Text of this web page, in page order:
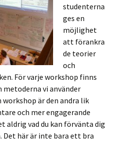
studenterna
ges en
möjlighet
att förankra
de teorier
och
För varje workshop finns
vi använder
workshop är den andra lik
och mer engagerande
aldrig vad du kan förvänta dig
Det här är inte bara ett bra